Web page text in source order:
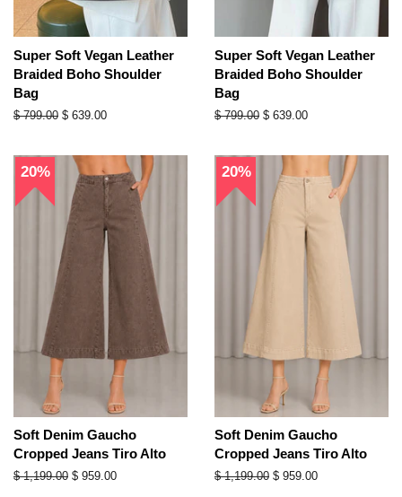
Super Soft Vegan Leather
Braided Boho Shoulder
Bag
Precio
$ 799.00 Precio
$ 639.00
Super Soft Vegan Leather
Braided Boho Shoulder
Bag
Precio
$ 799.00 Precio
$ 639.00
20%
Soft Denim Gaucho
Cropped Jeans Tiro Alto
Precio
$ 1,199.00 Precio
$ 959.00
20%
Soft Denim Gaucho
Cropped Jeans Tiro Alto
Precio
$ 1,199.00 Precio
$ 959.00